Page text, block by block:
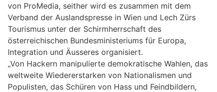
von ProMedia, seither wird es zusammen mit dem
Verband der Auslandspresse in Wien und Lech Zürs
Tourismus unter der Schirmherrschaft des
österreichischen Bundesministeriums für Europa,
Integration und Äusseres organisiert.
„Von Hackern manipulierte demokratische Wahlen, das
weltweite Wiedererstarken von Nationalismen und
Populisten, das Schüren von Hass und Feindbildern,